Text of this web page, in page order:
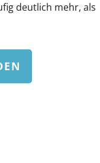
deutlich mehr, als